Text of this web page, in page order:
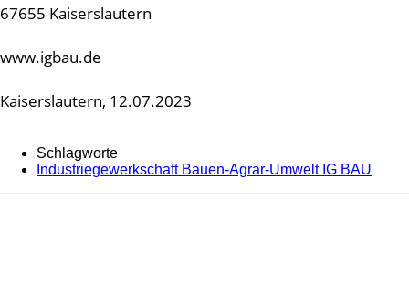
67655 Kaiserslautern
www.igbau.de
Kaiserslautern, 12.07.2023
Schlagworte
Industriegewerkschaft Bauen-Agrar-Umwelt IG BAU